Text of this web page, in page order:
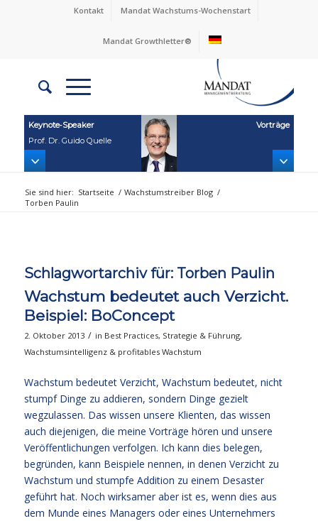
Kontakt Mandat Wachstums-Wochenstart
Mandat Growthletter®
Keynote‑Speaker
Prof. Dr. Guido Quelle
Vorträge
Sie sind hier: Startseite / Wachstumstreiber Blog /
Torben Paulin
Schlagwortarchiv für: Torben Paulin
Wachstum bedeutet auch Verzicht.
Beispiel: BoConcept
2. Oktober 2013 / in Best Practices, Strategie & Führung,
Wachstumsintelligenz & profitables Wachstum
Wachstum bedeutet Verzicht, Wachstum bedeutet, nicht
stumpf Dinge zu addieren, sondern Dinge gezielt
wegzulassen. Das wissen unsere Klienten, das wissen
auch diejenigen, die meine Vorträge hören und unsere
Veröffentlichungen verfolgen. Ich kann dies belegen,
begründen, kann Beispiele nennen, in denen Verzicht zu
Wachstum und stumpfe Addition zu einem Desaster
geführt hat. Noch wirksamer aber ist es, wenn dies aus
dem Munde eines Managers oder eines Unternehmers